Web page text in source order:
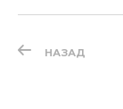
НАЗАД